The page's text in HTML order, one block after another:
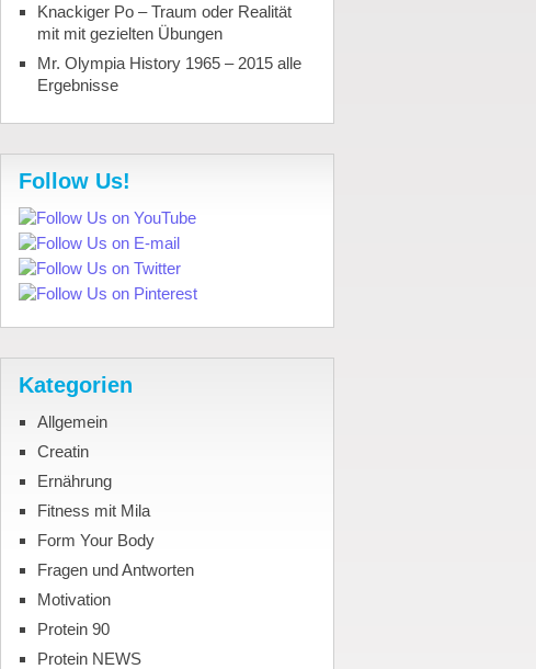
Knackiger Po – Traum oder Realität
mit mit gezielten Übungen
Mr. Olympia History 1965 – 2015 alle
Ergebnisse
Follow Us!
Kategorien
Allgemein
Creatin
Ernährung
Fitness mit Mila
Form Your Body
Fragen und Antworten
Motivation
Protein 90
Protein NEWS